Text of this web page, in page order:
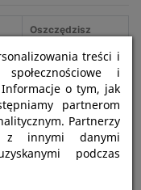
Oszczędzisz
30,00 zł
treści i
i
o tym, jak
partnerom
Partnerzy
z innymi danymi
podczas